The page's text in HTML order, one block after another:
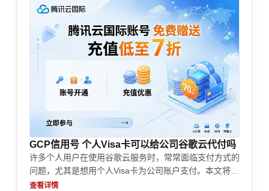
GCP信用号 个人Visa卡可以给公司谷歌云代付吗
许多个人用户在使用谷歌云服务时，常常面临支付方式的
问题，尤其是想用个人Visa卡为公司账户支付。本文将详
细探讨个人Visa卡是否可以用来为公司谷歌云账户付款，
查看详情